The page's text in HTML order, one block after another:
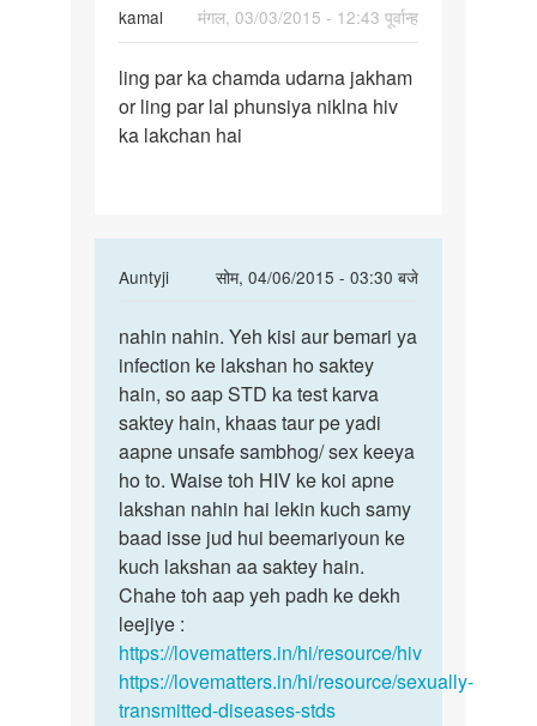
kamal
मंगल, 03/03/2015 - 12:43 पूर्वान्ह
ling
par
ka
ling par ka chamda udarna jakham
or ling par lal phunsiya niklna hiv
ka lakchan hai
Auntyji
सोम, 04/06/2015 - 03:30 बजे
In
to
ling
par
ka
chamda
udarna
by
kamal
nahin
nahin.
Yeh
kisi
aur
nahin nahin. Yeh kisi aur bemari ya
infection ke lakshan ho saktey
hain, so aap STD ka test karva
saktey hain, khaas taur pe yadi
aapne unsafe sambhog/ sex keeya
ho to. Waise toh HIV ke koi apne
lakshan nahin hai lekin kuch samy
baad isse jud hui beemariyoun ke
kuch lakshan aa saktey hain.
Chahe toh aap yeh padh ke dekh
leejiye :
https://lovematters.in/hi/resource/hiv
https://lovematters.in/hi/resource/sexually-
transmitted-diseases-stds